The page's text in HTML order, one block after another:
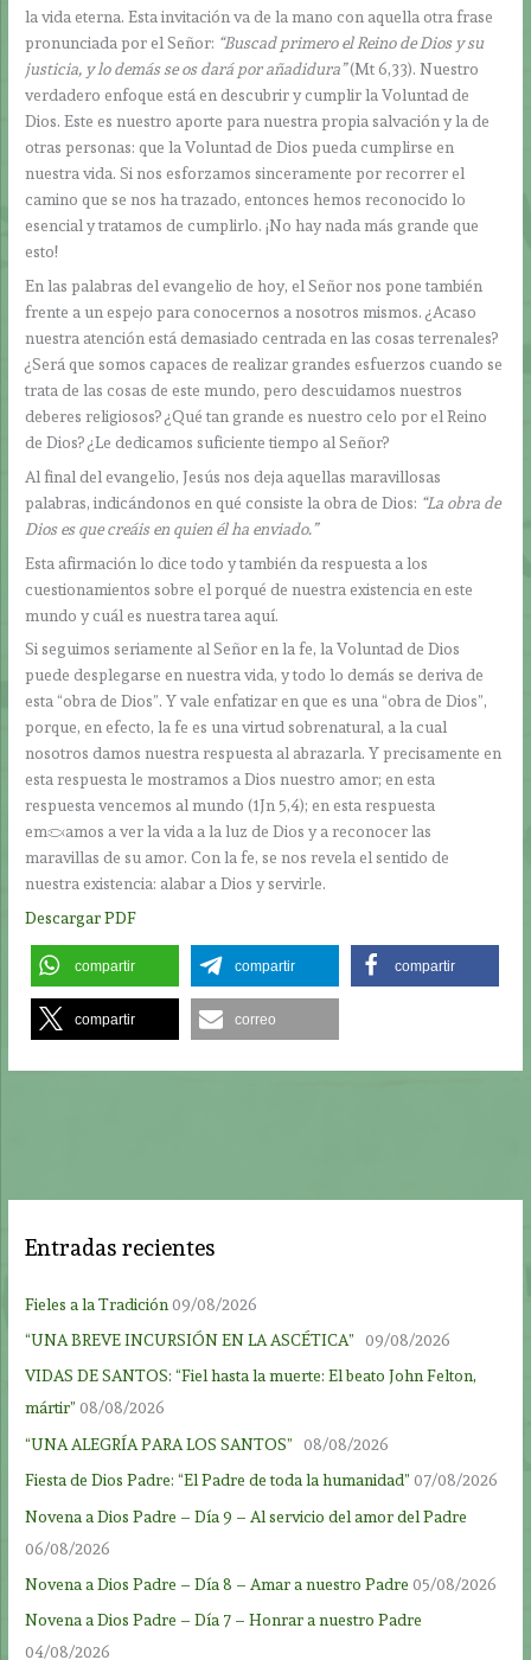
la vida eterna. Esta invitación va de la mano con aquella otra frase
pronunciada por el Señor: “Buscad primero el Reino de Dios y su
justicia, y lo demás se os dará por añadidura”(Mt 6,33). Nuestro
verdadero enfoque está en descubrir y cumplir la Voluntad de
Dios. Este es nuestro aporte para nuestra propia salvación y la de
otras personas: que la Voluntad de Dios pueda cumplirse en
nuestra vida. Si nos esforzamos sinceramente por recorrer el
camino que se nos ha trazado, entonces hemos reconocido lo
esencial y tratamos de cumplirlo. ¡No hay nada más grande que
esto!
En las palabras del evangelio de hoy, el Señor nos pone también
frente a un espejo para conocernos a nosotros mismos. ¿Acaso
nuestra atención está demasiado centrada en las cosas terrenales?
¿Será que somos capaces de realizar grandes esfuerzos cuando se
trata de las cosas de este mundo, pero descuidamos nuestros
deberes religiosos? ¿Qué tan grande es nuestro celo por el Reino
de Dios? ¿Le dedicamos suficiente tiempo al Señor?
Al final del evangelio, Jesús nos deja aquellas maravillosas
palabras, indicándonos en qué consiste la obra de Dios: “La obra de
Dios es que creáis en quien él ha enviado.”
Esta afirmación lo dice todo y también da respuesta a los
cuestionamientos sobre el porqué de nuestra existencia en este
mundo y cuál es nuestra tarea aquí.
Si seguimos seriamente al Señor en la fe, la Voluntad de Dios
puede desplegarse en nuestra vida, y todo lo demás se deriva de
esta “obra de Dios”. Y vale enfatizar en que es una “obra de Dios”,
porque, en efecto, la fe es una virtud sobrenatural, a la cual
nosotros damos nuestra respuesta al abrazarla. Y precisamente en
esta respuesta le mostramos a Dios nuestro amor; en esta
respuesta vencemos al mundo (1Jn 5,4); en esta respuesta
empezamos a ver la vida a la luz de Dios y a reconocer las
maravillas de su amor. Con la fe, se nos revela el sentido de
nuestra existencia: alabar a Dios y servirle.
Descargar PDF
compartir compartir compartir
compartir correo
Entradas recientes
Fieles a la Tradición 09/08/2026
“UNA BREVE INCURSIÓN EN LA ASCÉTICA”
09/08/2026
VIDAS DE SANTOS: “Fiel hasta la muerte: El beato John Felton,
mártir” 08/08/2026
“UNA ALEGRÍA PARA LOS SANTOS”
08/08/2026
Fiesta de Dios Padre: “El Padre de toda la humanidad” 07/08/2026
Novena a Dios Padre – Día 9 – Al servicio del amor del Padre
06/08/2026
Novena a Dios Padre – Día 8 – Amar a nuestro Padre 05/08/2026
Novena a Dios Padre – Día 7 – Honrar a nuestro Padre
04/08/2026